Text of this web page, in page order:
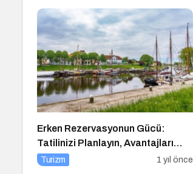
Erken Rezervasyonun Gücü:
Tatilinizi Planlayın, Avantajları
Yakalayın!
Turizm 1 yıl önce